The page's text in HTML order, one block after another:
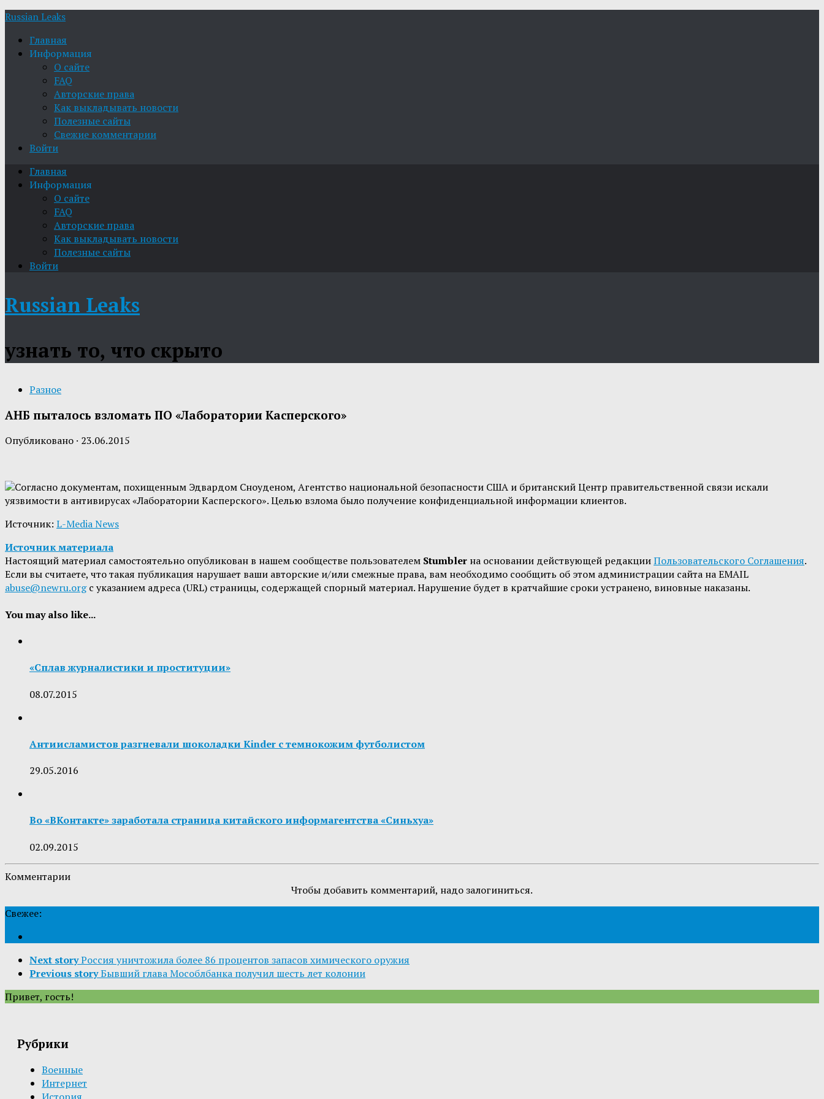
Russian Leaks
Главная
Информация
О сайте
FAQ
Авторские права
Как выкладывать новости
Полезные сайты
Свежие комментарии
Войти
Главная
Информация
О сайте
FAQ
Авторские права
Как выкладывать новости
Полезные сайты
Войти
Russian Leaks
узнать то, что скрыто
Разное
АНБ пыталось взломать ПО «Лаборатории Касперского»
Опубликовано · 23.06.2015
Согласно документам, похищенным Эдвардом Сноуденом, Агентство национальной безопасности США и британский Центр правительственной связи искали
уязвимости в антивирусах «Лаборатории Касперского». Целью взлома было получение конфиденциальной информации клиентов.
Источник: L-Media News
Источник материала
Настоящий материал самостоятельно опубликован в нашем сообществе пользователем Stumbler на основании действующей редакцииПользовательского Соглашения.
Если вы считаете, что такая публикация нарушает ваши авторские и/или смежные права, вам необходимо сообщить об этом администрации сайта на EMAIL
abuse@newru.orgс указанием адреса (URL) страницы, содержащей спорный материал. Нарушение будет в кратчайшие сроки устранено, виновные наказаны.
You may also like...
«Сплав журналистики и проституции»
08.07.2015
Антиисламистов разгневали шоколадки Kinder с темнокожим футболистом
29.05.2016
Во «ВКонтакте» заработала страница китайского информагентства «Синьхуа»
02.09.2015
Комментарии
Чтобы добавить комментарий, надо залогиниться.
Свежее:
Next storyРоссия уничтожила более 86 процентов запасов химического оружия
Previous storyБывший глава Мособлбанка получил шесть лет колонии
Привет, гость!
Рубрики
Военные
Интернет